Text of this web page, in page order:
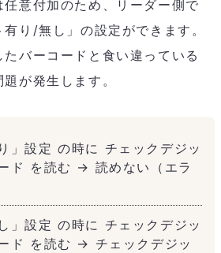
意付加のため、リーダー側で
有り/無し」の設定ができます。
バーコードと食い違っている
が発生します。
」設定 の時に チェックデジッ
ド を読む → 読めない（エラ
」設定 の時に チェックデジッ
ド を読む → チェックデジッ